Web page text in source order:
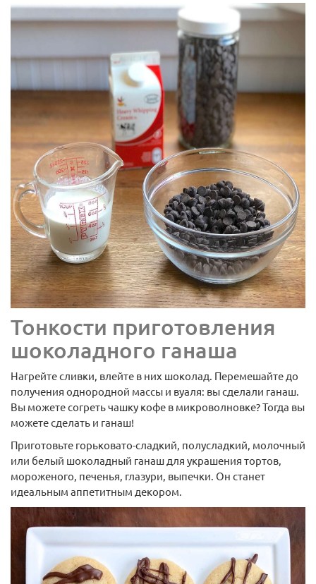
Силиконовый молд Бусы
8
126 руб.
Арт: 2673
В корзину
Тонкости приготовления
шоколадного ганаша
Нагрейте сливки, влейте в них шоколад. Перемешайте до
получения однородной массы и вуаля: вы сделали ганаш.
Вы можете согреть чашку кофе в микроволновке? Тогда вы
можете сделать и ганаш!
Приготовьте горьковато-сладкий, полусладкий, молочный
или белый шоколадный ганаш для украшения тортов,
мороженого, печенья, глазури, выпечки. Он станет
идеальным аппетитным декором.